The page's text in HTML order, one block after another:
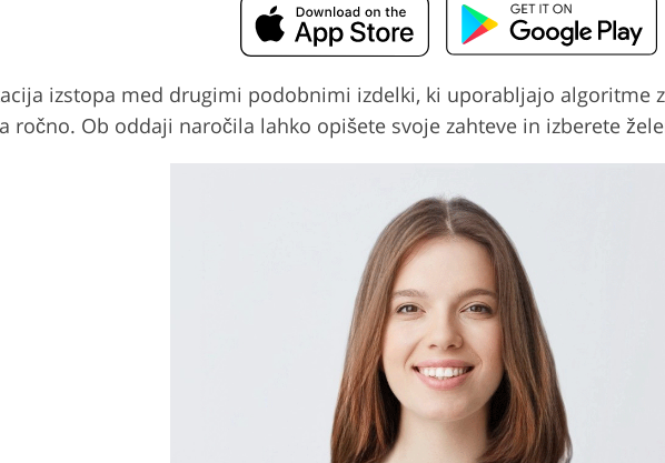
izstopa med drugimi podobnimi izdelki, ki uporabljajo algoritme
ročno. Ob oddaji naročila lahko opišete svoje zahteve in izberete